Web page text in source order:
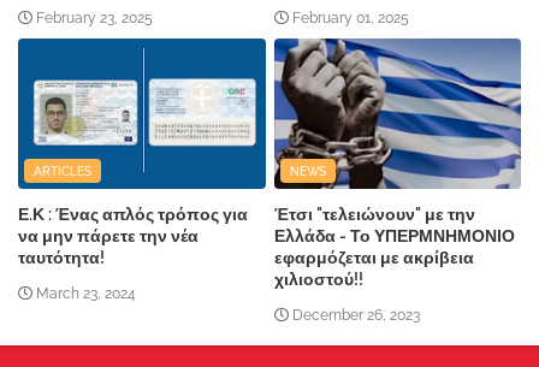
February 23, 2025 February 01, 2025
ARTICLES
Ε.Κ : Ένας απλός τρόπος για
να μην πάρετε την νέα
ταυτότητα!
March 23, 2024
NEWS
Έτσι "τελειώνουν" με την
Ελλάδα - Το ΥΠΕΡΜΝΗΜΟΝΙΟ
εφαρμόζεται με ακρίβεια
χιλιοστού!!
December 26, 2023